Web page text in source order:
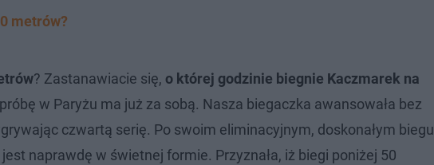
metrów?
? Zastanawiacie się, o której godzinie biegnie Kaczmarek na
w Paryżu ma już za sobą. Nasza biegaczka awansowała bez
czwartą serię. Po swoim eliminacyjnym, doskonałym biegu
naprawdę w świetnej formie. Przyznała, iż biegi poniżej 50